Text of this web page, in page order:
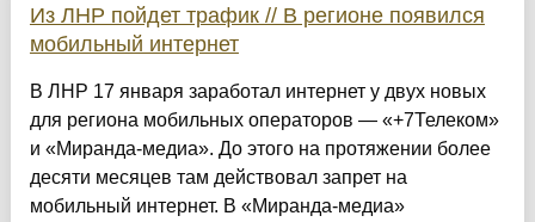
Из ЛНР пойдет трафик // В регионе появился
мобильный интернет
В ЛНР 17 января заработал интернет у двух новых
для региона мобильных операторов — «+7Телеком»
и «Миранда-медиа». До этого на протяжении более
десяти месяцев там действовал запрет на
мобильный интернет. В «Миранда-медиа»